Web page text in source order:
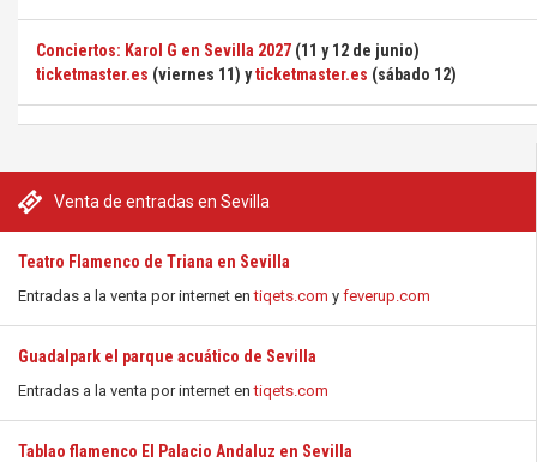
Venta de entradas en Sevilla
Teatro Flamenco de Triana en Sevilla
Entradas a la venta por internet entiqets.com y feverup.com
Guadalpark el parque acuático de Sevilla
Entradas a la venta por internet entiqets.com
Tablao flamenco El Palacio Andaluz en Sevilla
Conciertos: Karol G en Sevilla 2027 (11 y 12 de junio)
ticketmaster.es (viernes 11) yticketmaster.es (sábado 12)